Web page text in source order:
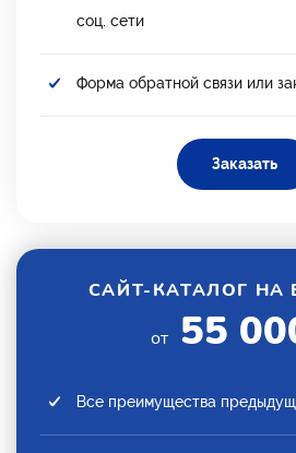
соц. сети
Форма обратной связи или
Заказать
САЙТ-КАТАЛОГ НА
от 55
Все преимущества